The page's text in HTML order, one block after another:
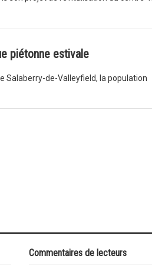
piétonne estivale
Salaberry-de-Valleyfield, la population
Commentaires de lecteurs